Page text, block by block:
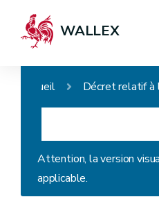
WALLEX
Accueil
Attention, la version
applicable.